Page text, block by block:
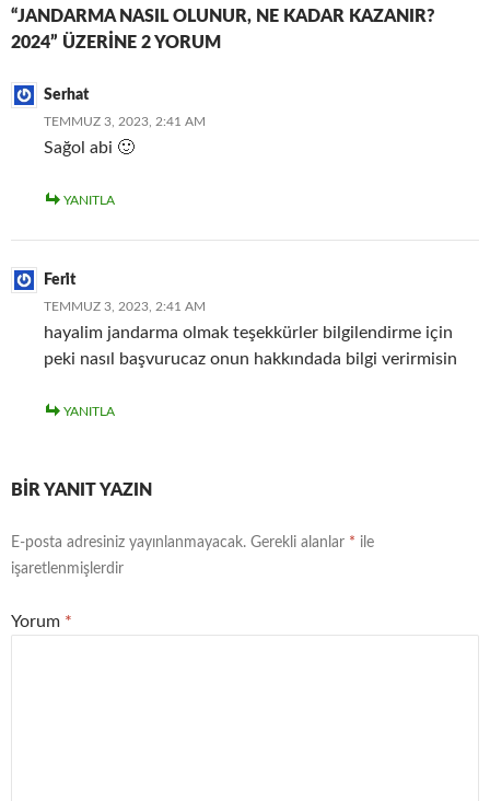
“JANDARMA NASIL OLUNUR, NE KADAR KAZANIR?
2024” ÜZERINE 2 YORUM
Serhat
TEMMUZ 3, 2023, 2:41 AM
Sağol abi 🙂
YANITLA
Feri̇t
TEMMUZ 3, 2023, 2:41 AM
hayalim jandarma olmak teşekkürler bilgilendirme için
peki nasıl başvurucaz onun hakkındada bilgi verirmisin
YANITLA
BIR YANIT YAZIN
E-posta adresiniz yayınlanmayacak. Gerekli alanlar * ile
işaretlenmişlerdir
Yorum *